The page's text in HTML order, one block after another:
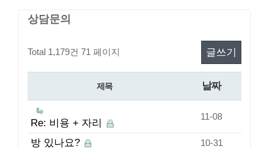
상담문의
Total 1,179건 71 페이지 글쓰기
제목 날짜
Re: 비용 + 자리
11-08
방 있나요? 10-31